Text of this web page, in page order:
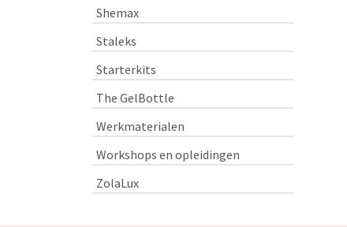
Shemax
Staleks
Starterkits
The GelBottle
Werkmaterialen
Workshops en opleidingen
ZolaLux